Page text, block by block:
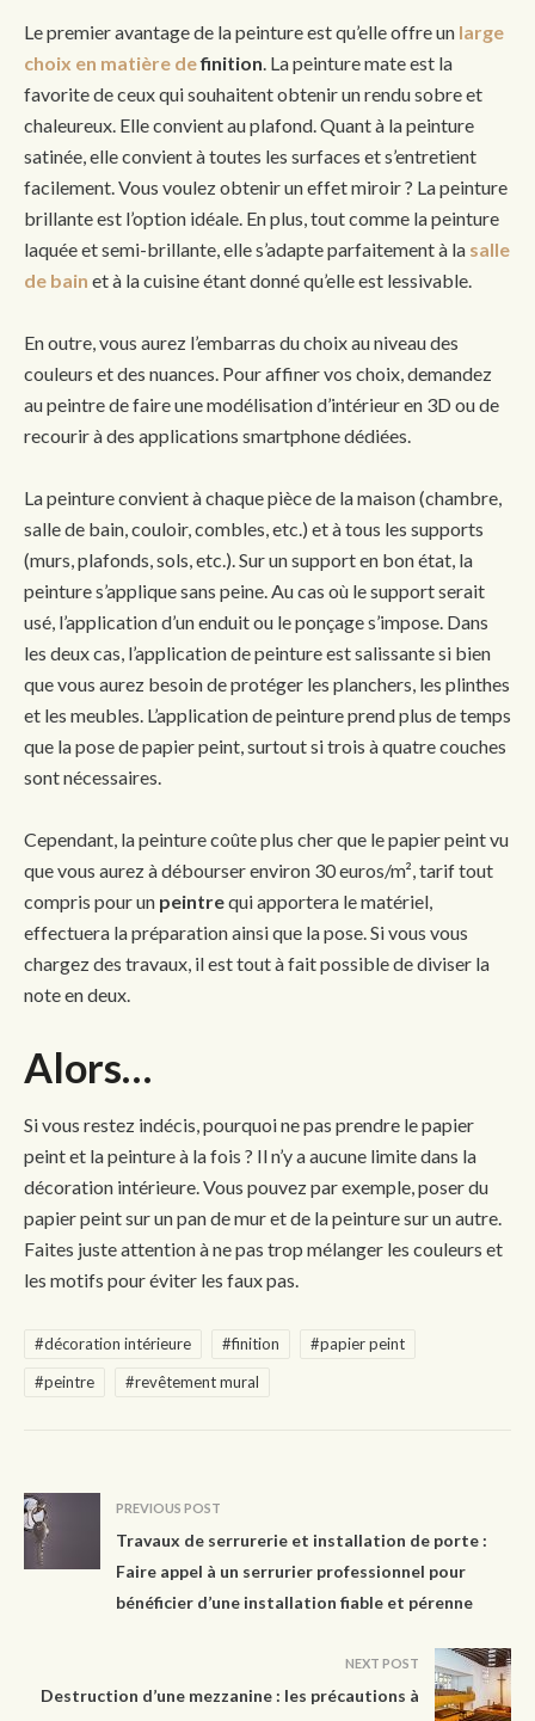
Le premier avantage de la peinture est qu’elle offre un large
choix en matière definition . La peinture mate est la
favorite de ceux qui souhaitent obtenir un rendu sobre et
chaleureux. Elle convient au plafond. Quant à la peinture
satinée, elle convient à toutes les surfaces et s’entretient
facilement. Vous voulez obtenir un effet miroir ? La peinture
brillante est l’option idéale. En plus, tout comme la peinture
laquée et semi-brillante, elle s’adapte parfaitement à la salle
de bain et à la cuisine étant donné qu’elle est lessivable.
En outre, vous aurez l’embarras du choix au niveau des
couleurs et des nuances. Pour affiner vos choix, demandez
au peintre de faire une modélisation d’intérieur en 3D ou de
recourir à des applications smartphone dédiées.
La peinture convient à chaque pièce de la maison (chambre,
salle de bain, couloir, combles, etc.) et à tous les supports
(murs, plafonds, sols, etc.). Sur un support en bon état, la
peinture s’applique sans peine. Au cas où le support serait
usé, l’application d’un enduit ou le ponçage s’impose. Dans
les deux cas, l’application de peinture est salissante si bien
que vous aurez besoin de protéger les planchers, les plinthes
et les meubles. L’application de peinture prend plus de temps
que la pose de papier peint, surtout si trois à quatre couches
sont nécessaires.
Cependant, la peinture coûte plus cher que le papier peint vu
que vous aurez à débourser environ 30 euros/m², tarif tout
compris pour un peintrequi apportera le matériel,
effectuera la préparation ainsi que la pose. Si vous vous
chargez des travaux, il est tout à fait possible de diviser la
note en deux.
Alors…
Si vous restez indécis, pourquoi ne pas prendre le papier
peint et la peinture à la fois ? Il n’y a aucune limite dans la
décoration intérieure. Vous pouvez par exemple, poser du
papier peint sur un pan de mur et de la peinture sur un autre.
Faites juste attention à ne pas trop mélanger les couleurs et
les motifs pour éviter les faux pas.
#décoration intérieure #finition
#papier peint
#peintre
#revêtement mural
PREVIOUS POST
Travaux de serrurerie et installation de porte :
Faire appel à un serrurier professionnel pour
bénéficier d’une installation fiable et pérenne
NEXT POST
Destruction d’une mezzanine : les précautions à